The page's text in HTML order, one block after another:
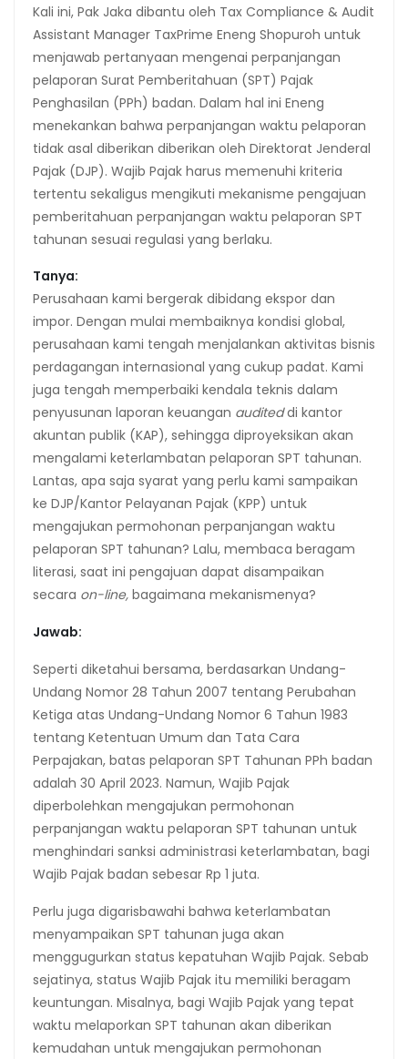
Kali ini, Pak Jaka dibantu oleh Tax Compliance & Audit
Assistant Manager TaxPrime Eneng Shopuroh untuk
menjawab pertanyaan mengenai perpanjangan
pelaporan Surat Pemberitahuan (SPT) Pajak
Penghasilan (PPh) badan. Dalam hal ini Eneng
menekankan bahwa perpanjangan waktu pelaporan
tidak asal diberikan diberikan oleh Direktorat Jenderal
Pajak (DJP). Wajib Pajak harus memenuhi kriteria
tertentu sekaligus mengikuti mekanisme pengajuan
pemberitahuan perpanjangan waktu pelaporan SPT
tahunan sesuai regulasi yang berlaku.
Tanya:
Perusahaan kami bergerak dibidang ekspor dan
impor. Dengan mulai membaiknya kondisi global,
perusahaan kami tengah menjalankan aktivitas bisnis
perdagangan internasional yang cukup padat. Kami
juga tengah memperbaiki kendala teknis dalam
penyusunan laporan keuangan auditeddi kantor
akuntan publik (KAP), sehingga diproyeksikan akan
mengalami keterlambatan pelaporan SPT tahunan.
Lantas, apa saja syarat yang perlu kami sampaikan
ke DJP/Kantor Pelayanan Pajak (KPP) untuk
mengajukan permohonan perpanjangan waktu
pelaporan SPT tahunan? Lalu, membaca beragam
literasi, saat ini pengajuan dapat disampaikan
secara on-line, bagaimana mekanismenya?
Jawab:
Seperti diketahui bersama, berdasarkan Undang-
Undang Nomor 28 Tahun 2007 tentang Perubahan
Ketiga atas Undang-Undang Nomor 6 Tahun 1983
tentang Ketentuan Umum dan Tata Cara
Perpajakan, batas pelaporan SPT Tahunan PPh badan
adalah 30 April 2023. Namun, Wajib Pajak
diperbolehkan mengajukan permohonan
perpanjangan waktu pelaporan SPT tahunan untuk
menghindari sanksi administrasi keterlambatan, bagi
Wajib Pajak badan sebesar Rp 1 juta.
Perlu juga digarisbawahi bahwa keterlambatan
menyampaikan SPT tahunan juga akan
menggugurkan status kepatuhan Wajib Pajak. Sebab
sejatinya, status Wajib Pajak itu memiliki beragam
keuntungan. Misalnya, bagi Wajib Pajak yang tepat
waktu melaporkan SPT tahunan akan diberikan
kemudahan untuk mengajukan permohonan